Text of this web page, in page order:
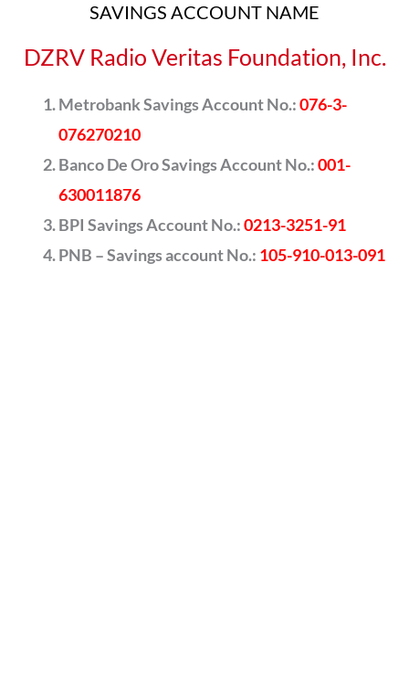
SAVINGS ACCOUNT NAME
DZRV Radio Veritas Foundation, Inc.
Metrobank Savings Account No.:076-3-
076270210
Banco De Oro Savings Account No.:001-
630011876
BPI Savings Account No.:0213-3251-91
PNB – Savings account No.: 105-910-013-091